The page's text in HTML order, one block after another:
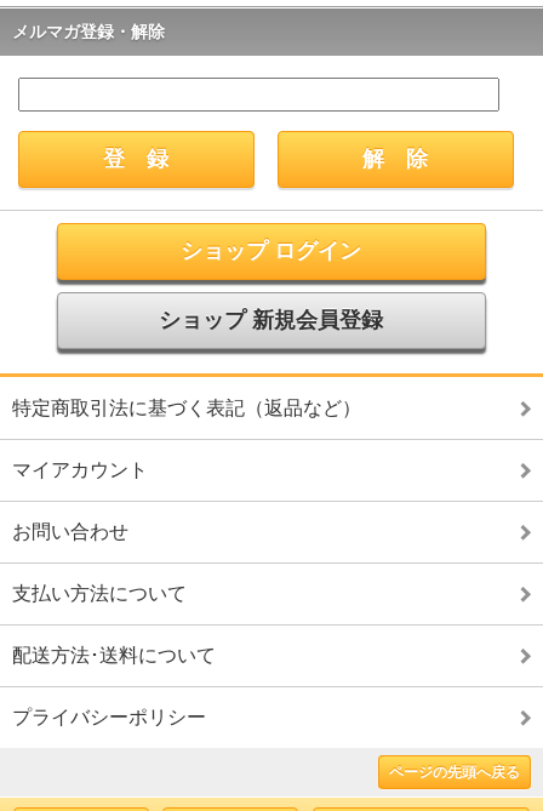
メルマガ登録・解除
ショップ ログイン
ショップ 新規会員登録
特定商取引法に基づく表記（返品など）
マイアカウント
お問い合わせ
支払い方法について
配送方法･送料について
プライバシーポリシー
ページの先頭へ戻る